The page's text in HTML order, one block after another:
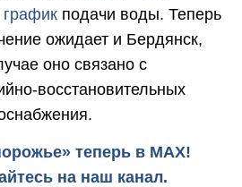
подачи воды. Теперь
ожидает и Бердянск,
оно связано с
восстановительных
теперь в MAX!
на наш канал.